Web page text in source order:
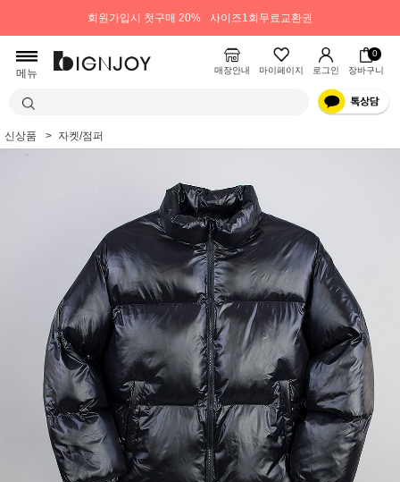
회원가입시 첫구매 20% 사이즈1회무료교환권
메뉴 매장안내 마이페이지 로그인
0
장바구니
신상품 자켓/점퍼